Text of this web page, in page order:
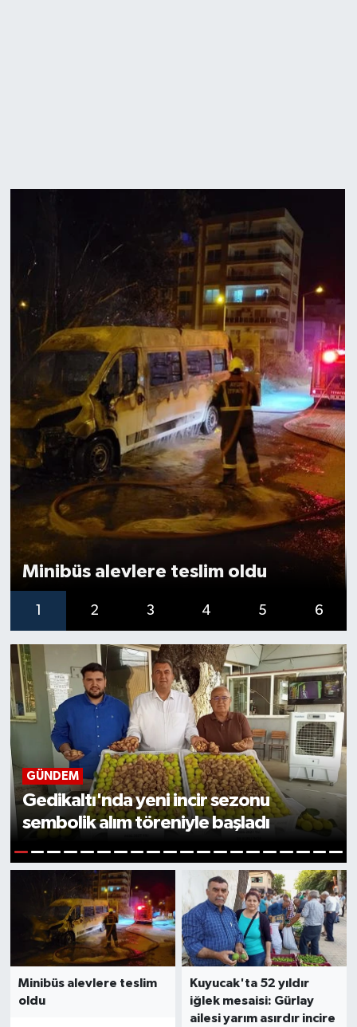
Minibüs alevlere teslim oldu
2 3 4 5 6
GÜNDEM
Gedikaltı'nda yeni incir sezonu
sembolik alım töreniyle başladı
1 2 3 4 5 6 7 8 9 10 121314151617 181920
Minibüs alevlere teslim
oldu
Kuyucak'ta 52 yıldır
iğlek mesaisi: Gürlay
ailesi yarım asırdır incire